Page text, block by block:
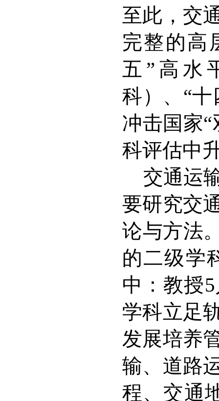
至此，交
完整的高
五”高水
科）、“
冲击国家
科评估中
交通运
要研究交
论与方法
的二级学
中：教授5
学科立足
发展培养
输、道路
程、交通